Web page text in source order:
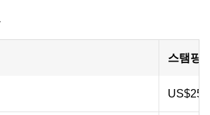
스탬핑
US$25